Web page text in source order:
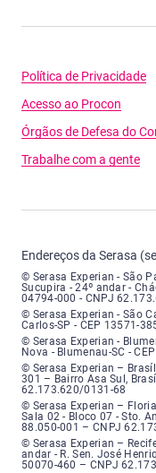
Política de Privacidade
Acesso ao Procon
Órgãos de Defesa do
Trabalhe com a gente
Endereços da Serasa
Serasa Experian - São
© Serasa Experian - São
Sucupira - 24º andar -
04794-000 - CNPJ
Serasa Experian - São
© Serasa Experian - São
Carlos-SP - CEP 13571-
Serasa Experian -
© Serasa Experian -
Nova - Blumenau-SC -
Serasa Experian -
© Serasa Experian –
301 – Bairro Asa Sul,
62.173.620/0131-68
Serasa Experian -
© Serasa Experian –
Sala 02 - Bloco 07 - Sto.
88.050-001 – CNPJ
Serasa Experian - Recife,
© Serasa Experian –
andar - R. Sen. José
50070-460 – CNPJ